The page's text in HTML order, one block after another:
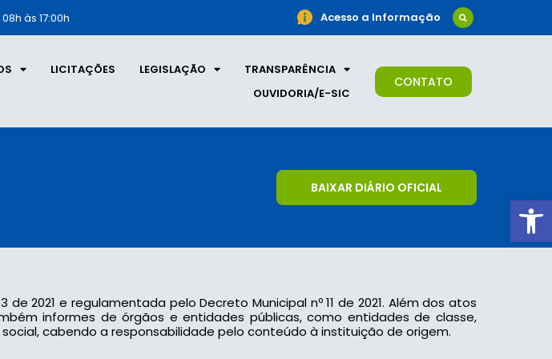
às 17:00h Acesso a Informação
LICITAÇÕES LEGISLAÇÃO
TRANSPARÊNCIA
OUVIDORIA/E-SIC
CONTATO
BAIXAR DIÁRIO OFICIAL
2021 e regulamentada pelo Decreto Municipal nº 11 de 2021. Além dos atos
informes de órgãos e entidades públicas, como entidades de classe,
cabendo a responsabilidade pelo conteúdo à instituição de origem.